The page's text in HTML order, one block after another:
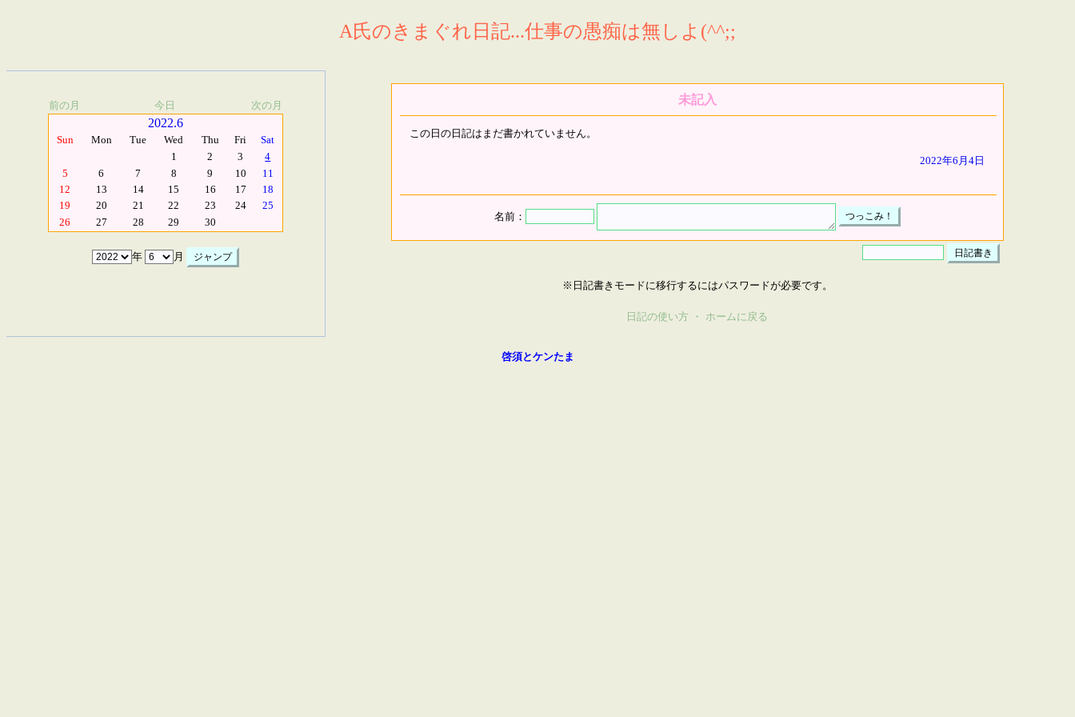
A氏のきまぐれ日記...仕事の愚痴は無しよ(^^;;
前の月 今日 次の月
2022.6
Sun Mon Tue Wed Thu Fri
Sat
1
2 3
4
5
6 7 8 9 10
11
12
13 14 15 16 17
18
19
20 21 22 23 24
25
26
27 28 29 30
年 月
未記入
この日の日記はまだ書かれていません。
2022年6月4日
名前：
※日記書きモードに移行するにはパスワードが必要です。
日記の使い方 ・ ホームに戻る
啓須とケンたま